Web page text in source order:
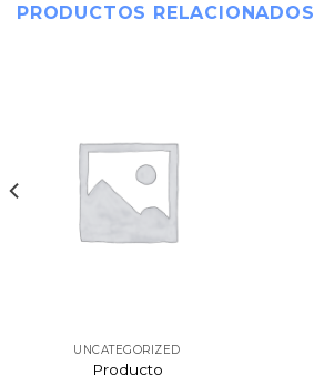
PRODUCTOS RELACIONADOS
UNCATEGORIZED
Producto